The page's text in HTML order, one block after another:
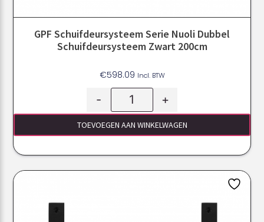
GPF Schuifdeursysteem Serie Nuoli Dubbel
Schuifdeursysteem Zwart 200cm
€598.09 Incl. BTW
- +
TOEVOEGEN AAN WINKELWAGEN